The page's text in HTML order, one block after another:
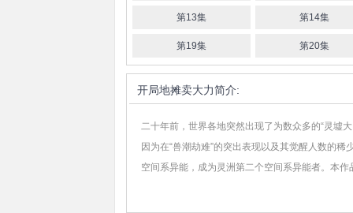
第13集 第14集
第19集 第20集
开局地摊卖大力简介:
二十年前，世界各地突然出现了为数众多的“灵墟
因为在“兽潮劫难”的突出表现以及其觉醒人数的
空间系异能，成为灵洲第二个空间系异能者。本